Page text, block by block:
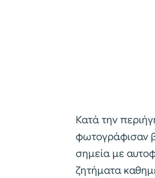
Κατά την
φωτογράφισαν
σημεία με
ζητήματα